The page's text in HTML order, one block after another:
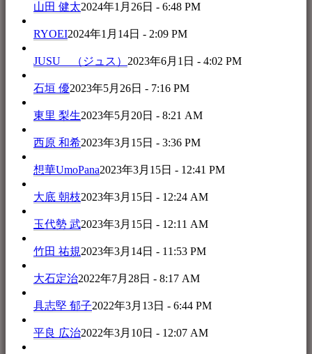
山田 健太2024年1月26日 - 6:48 PM
RYOEI2024年1月14日 - 2:09 PM
JUSU （ジュス） 2023年6月1日 - 4:02 PM
石垣 優2023年5月26日 - 7:16 PM
東里 梨生2023年5月20日 - 8:21 AM
西原 和希2023年3月15日 - 3:36 PM
想華UmoPana2023年3月15日 - 12:41 PM
大底 朝枝2023年3月15日 - 12:24 AM
玉代勢 武2023年3月15日 - 12:11 AM
竹田 祐規2023年3月14日 - 11:53 PM
大石定治2022年7月28日 - 8:17 AM
具志堅 郁子2022年3月13日 - 6:44 PM
平良 広治2022年3月10日 - 12:07 AM